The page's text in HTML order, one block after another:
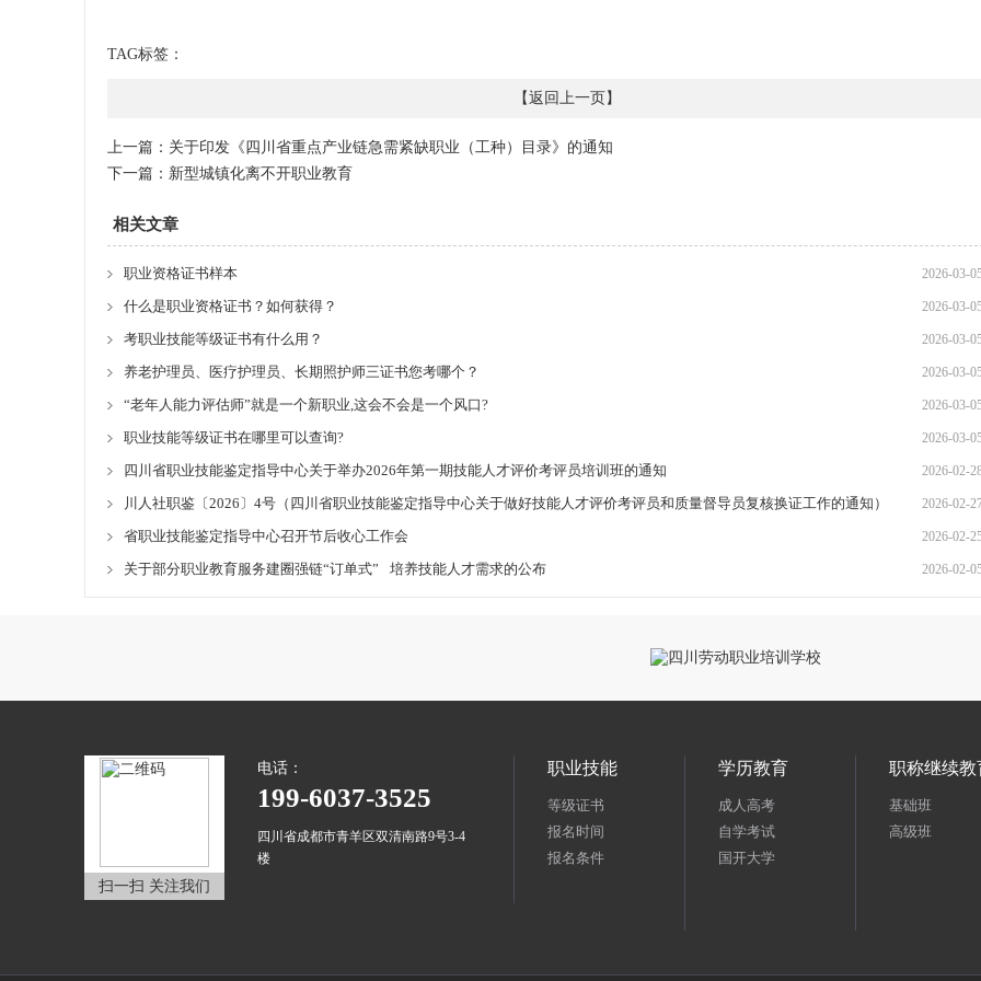
TAG标签：
【返回上一页 】
上一篇： 关于印发《四川省重点产业链急需紧缺职业（工种）目录》的通知
下一篇： 新型城镇化离不开职业教育
相关文章
职业资格证书样本 2026-03-
什么是职业资格证书？如何获得？ 2026-03-
考职业技能等级证书有什么用？ 2026-03-
养老护理员、医疗护理员、长期照护师三证书您考哪个？ 2026-03-
“老年人能力评估师”就是一个新职业,这会不会是一个风口? 2026-03-
职业技能等级证书在哪里可以查询? 2026-03-
四川省职业技能鉴定指导中心关于举办2026年第一期技能人才评价考评员培训班的通知 2026-02-
川人社职鉴〔2026〕4号（四川省职业技能鉴定指导中心关于做好技能人才评价考评员和质量督导员复核换证工作的通知） 2026-02-
省职业技能鉴定指导中心召开节后收心工作会 2026-02-
关于部分职业教育服务建圈强链“订单式” 培养技能人才需求的公布 2026-02-
扫一扫 关注我们
电话：
199-6037-3525
四川省成都市青羊区双清南路9号3-4
楼
职业技能
等级证书
报名时间
报名条件
学历教育
成人高考
自学考试
国开大学
职称继续教
基础班
高级班